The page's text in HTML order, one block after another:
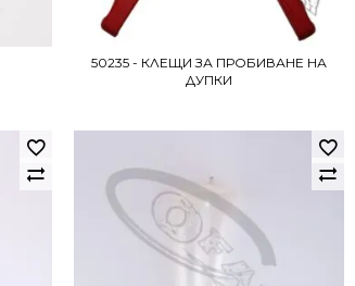
50235 - КЛЕЩИ ЗА ПРОБИВАНЕ НА
ДУПКИ